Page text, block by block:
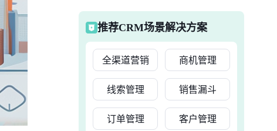
推荐CRM场景解决方案
全渠道营销 商机管理
线索管理 销售漏斗
订单管理 客户管理